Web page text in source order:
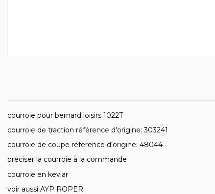
courroie pour bernard loisirs 1022T
courroie de traction référence d'origine: 303241
courroie de coupe référence d'origine: 48044
préciser la courroie à la commande
courroie en kevlar
voir aussi AYP ROPER